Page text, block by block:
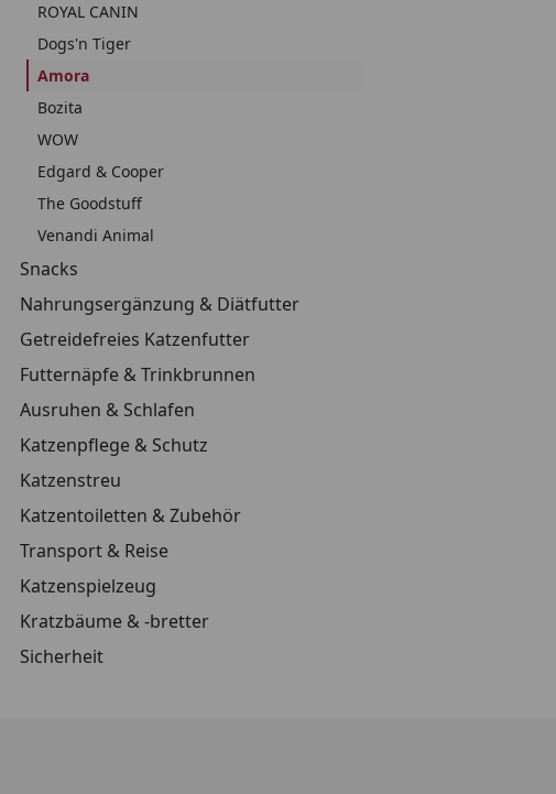
ROYAL CANIN
Dogs'n Tiger
Amora
Bozita
WOW
Edgard & Cooper
The Goodstuff
Venandi Animal
Snacks
Nahrungsergänzung & Diätfutter
Getreidefreies Katzenfutter
Futternäpfe & Trinkbrunnen
Ausruhen & Schlafen
Katzenpflege & Schutz
Katzenstreu
Katzentoiletten & Zubehör
Transport & Reise
Katzenspielzeug
Kratzbäume & -bretter
Sicherheit